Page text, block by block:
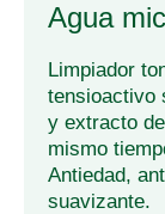
agua
Limpiador
tensioactivo
y extracto
mismo
Antiedad,
suavizante.